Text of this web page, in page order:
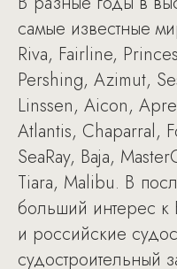
самые известные
Riva, Fairline,
Pershing, Azimut,
Linssen, Aicon,
Atlantis, Chaparral,
SeaRay, Baja,
Tiara, Malibu. В
больший интерес к
и российские
судостроительный